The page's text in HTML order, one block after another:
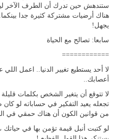
ستندهش حين تدرك أن الطرف الآخر
هناك أرضيات مشتركة كثيرة جدا
يجهل!
سابعا: تصالح مع الحياة
============
لا أحد يستطيع تغيير الدنيا.. اعمل
أعصابك..
لا تتوقع أن يتغير الشخص بكلمات
تجعله يعيد التفكير في حساباته لو
من قوانين الكون أن هناك حمقي في
لو كتبت أنبل قيمة تؤمن بها في